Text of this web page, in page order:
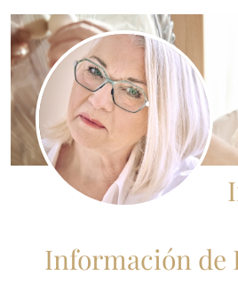
Información de